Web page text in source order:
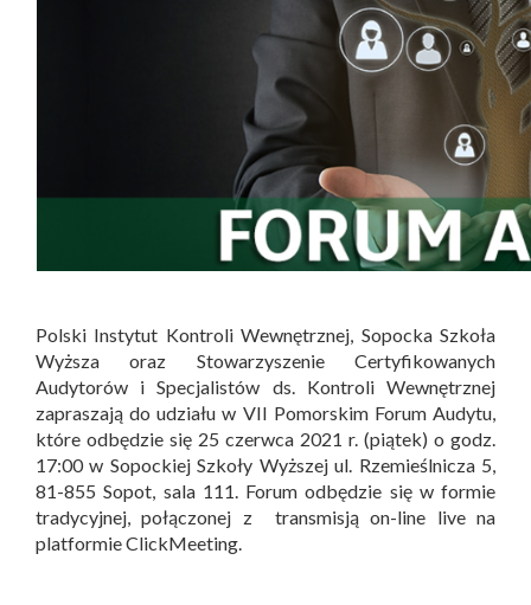
Polski Instytut Kontroli Wewnętrznej, Sopocka Szkoła
Wyższa oraz Stowarzyszenie Certyfikowanych
Audytorów i Specjalistów ds. Kontroli Wewnętrznej
zapraszają do udziału w VII Pomorskim Forum Audytu,
które odbędzie się 25 czerwca 2021 r. (piątek) o godz.
17:00 w Sopockiej Szkoły Wyższej ul. Rzemieślnicza 5,
81-855 Sopot, sala 111. Forum odbędzie się w formie
tradycyjnej, połączonej z transmisją on-line live na
platformie ClickMeeting.